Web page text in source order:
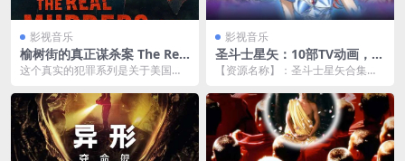
影视音乐
榆树街的真正谋杀案 The Real
Murders on Elm Street (20
这个真实的犯罪系列是关于美国各
的核心问题是，如何在...
影视音乐
圣斗士星矢：10部TV动画，6
部剧场版，观看顺序全部在这
【资源名称】：圣斗士星矢合集
无字幕】：有字幕 ...